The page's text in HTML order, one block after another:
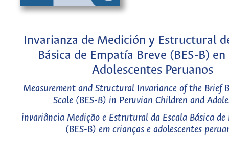
Invarianza de Medición y Estructural
Básica de Empatía Breve (BES-B)
Adolescentes Peruanos
Measurement and Structural Invariance of the Brief
Scale (BES-B) in Peruvian Children and
invariância Medição e Estrutural da Escala Básica de
(BES-B) em crianças e adolescentes